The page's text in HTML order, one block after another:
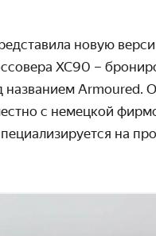
новую
XC90 –
Armoured.
с немецкой
на